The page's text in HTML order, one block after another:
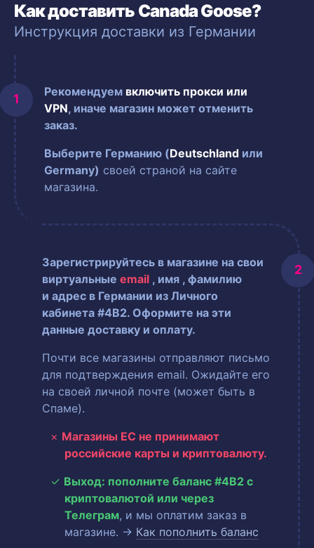
Как доставить Canada Goose?
Инструкция доставки из Германии
Рекомендуем включить прокси или
VPN, иначе магазин может отменить
заказ.
Выберите Германию (Deutschland или
Germany) своей страной на сайте
магазина.
Зарегистрируйтесь в магазине на свои
виртуальные email , имя , фамилию
и адрес в Германии из Личного
кабинета #4B2. Оформите на эти
данные доставку и оплату.
Почти все магазины отправляют письмо
для подтверждения email. Ожидайте его
на своей личной почте (может быть в
Спаме).
Магазины ЕС не принимают
российские карты и криптовалюту.
Выход: пополните баланс #4B2 с
криптовалютой или через
Телеграм, и мы оплатим заказ в
магазине. → Как пополнить баланс